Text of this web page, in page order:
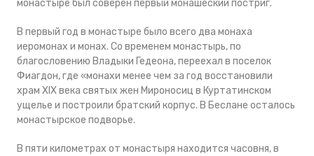
монастыре был соверен первый монашеский постриг.
В первый год в монастыре было всего два монаха
иеромонах и монах. Со временем монастырь, по
благословению Владыки Гедеона, переехал в поселок
Фиагдон, где «монахи менее чем за год восстановили
храм XIX века святых жен Мироносиц в Куртатинском
ущелье и построили братский корпус. В Беслане осталось
монастырское подворье.
В пяти километрах от монастыря находится часовня, в